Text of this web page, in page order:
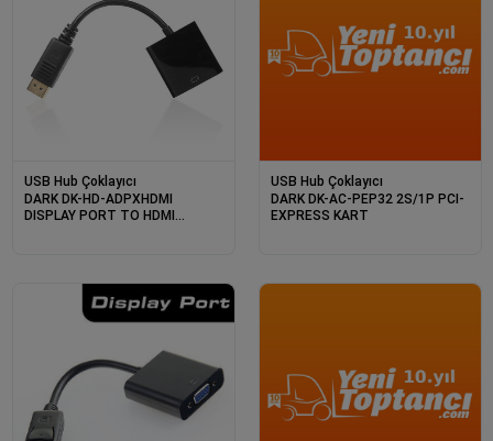
USB Hub Çoklayıcı
DARK DK-HD-ADPXHDMI
DISPLAY PORT TO HDMI
USB Hub Çoklayıcı
DARK DK-AC-PEP32 2S/1P PCI-
EXPRESS KART